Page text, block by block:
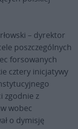
– dyrektor
poszczególnych
forsowanych
cztery inicjatywy
zgodnie z
wobec
o dymisję